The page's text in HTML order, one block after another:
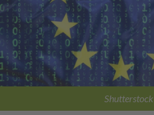
Shutterstock